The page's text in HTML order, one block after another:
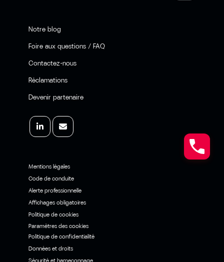
Notre blog
Foire aux questions / FAQ
Contactez-nous
Réclamations
Devenir partenaire
Mentions légales
Code de conduite
Alerte professionnelle
Affichages obligatoires
Politique de cookies
Paramètres des cookies
Politique de confidentialité
Données et droits